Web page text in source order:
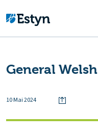
General Welsh
10 Mai 2024